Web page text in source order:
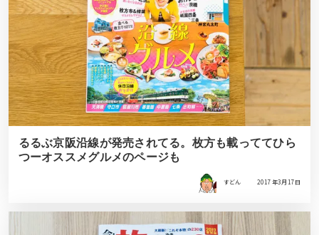
るるぶ京阪沿線が発売されてる。枚方も載っててひら
つーオススメグルメのページも
すどん 2017年3月17日